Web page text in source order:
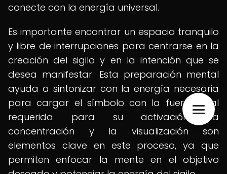
conecte con la energía universal.
Es importante encontrar un espacio tranquilo
y libre de interrupciones para centrarse en la
creación del sigilo y en la intención que se
desea manifestar. Esta preparación mental
ayuda a sintonizar con la energía necesaria
para cargar el símbolo con la fuerza vital
requerida para su activación. La
concentración y la visualización son
elementos clave en este proceso, ya que
permiten enfocar la mente en el objetivo